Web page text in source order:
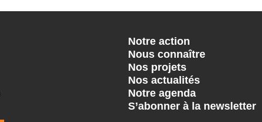
Notre action
Nous connaître
Nos projets
Nos actualités
Notre agenda
S’abonner à la newsletter